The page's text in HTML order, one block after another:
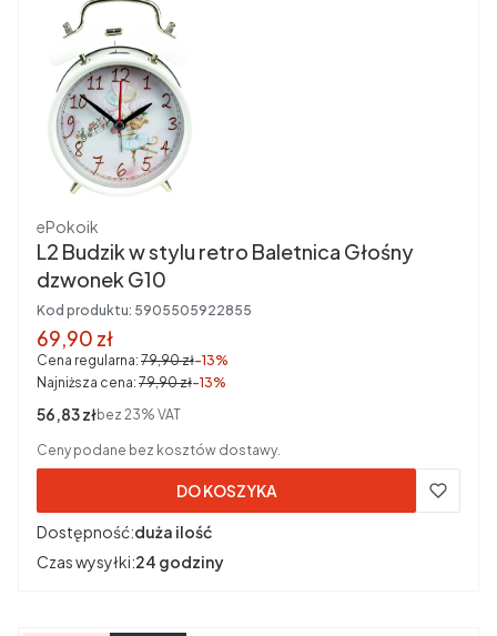
Producent
ePokoik
L2 Budzik w stylu retro Baletnica Głośny
dzwonek G10
Kod produktu: 5905505922855
Cena promocyjna brutto
69,90 zł
Cena regularna: 79,90 zł-13%
Najniższa cena: 79,90 zł-13%
Cena netto
56,83 złbez 23% VAT
Ceny podane bez kosztów dostawy.
DO KOSZYKA
Dostępność:duża ilość
Czas wysyłki:24 godziny